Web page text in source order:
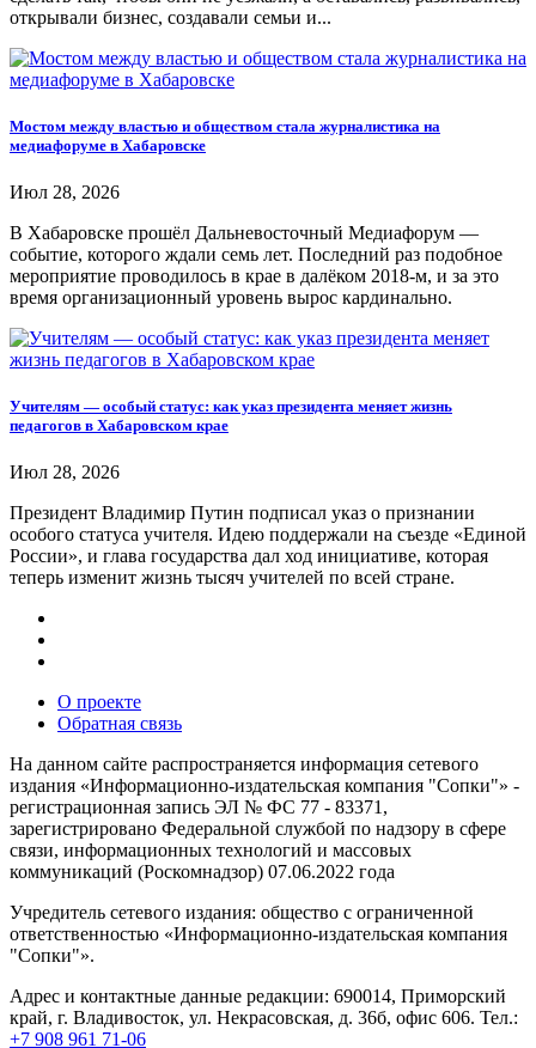
открывали бизнес, создавали семьи и...
Мостом между властью и обществом стала журналистика на
медиафоруме в Хабаровске
Июл 28, 2026
В Хабаровске прошёл Дальневосточный Медиафорум —
событие, которого ждали семь лет. Последний раз подобное
мероприятие проводилось в крае в далёком 2018-м, и за это
время организационный уровень вырос кардинально.
Учителям — особый статус: как указ президента меняет жизнь
педагогов в Хабаровском крае
Июл 28, 2026
Президент Владимир Путин подписал указ о признании
особого статуса учителя. Идею поддержали на съезде «Единой
России», и глава государства дал ход инициативе, которая
теперь изменит жизнь тысяч учителей по всей стране.
О проекте
Обратная связь
На данном сайте распространяется информация сетевого
издания «Информационно-издательская компания "Сопки"» -
регистрационная запись ЭЛ № ФС 77 - 83371,
зарегистрировано Федеральной службой по надзору в сфере
связи, информационных технологий и массовых
коммуникаций (Роскомнадзор) 07.06.2022 года
Учредитель сетевого издания: общество с ограниченной
ответственностью «Информационно-издательская компания
"Сопки"».
Адрес и контактные данные редакции: 690014, Приморский
край, г. Владивосток, ул. Некрасовская, д. 36б, офис 606. Тел.:
+7 908 961 71-06